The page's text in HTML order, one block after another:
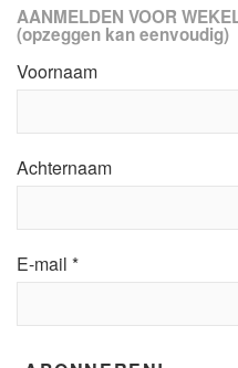
AANMELDEN VOOR
(opzeggen kan eenvoudig)
Voornaam
Achternaam
E-mail *